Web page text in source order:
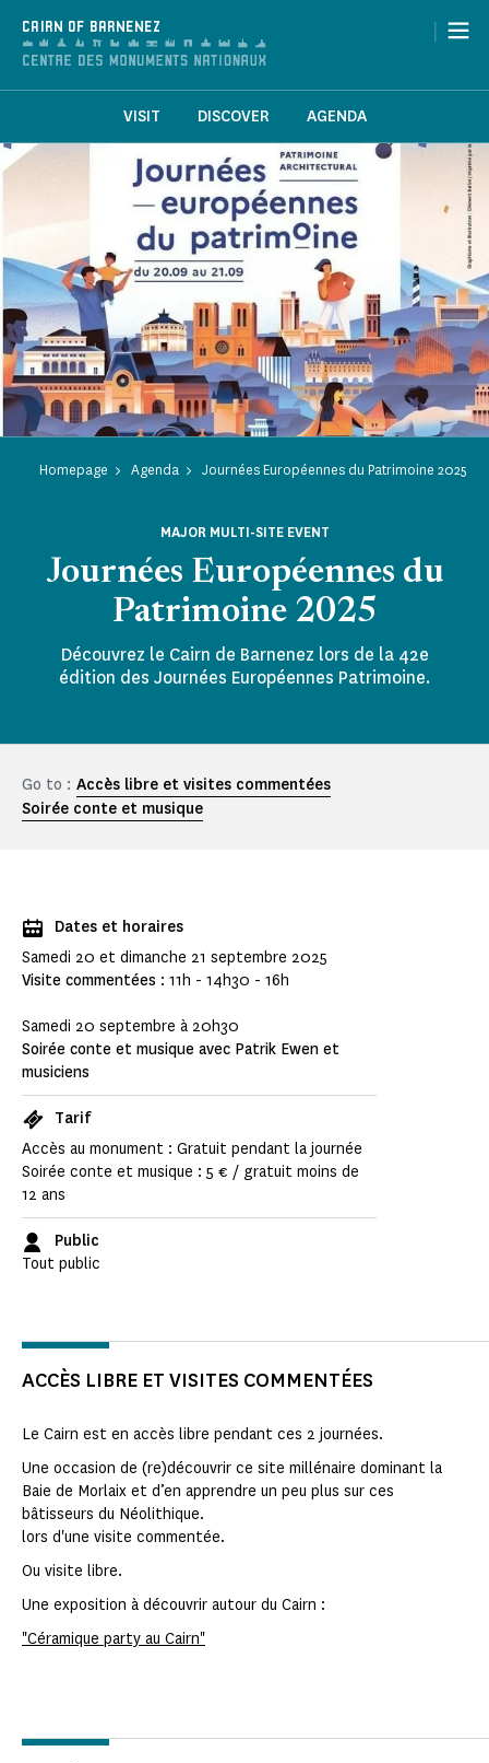
CAIRN OF BARNENEZ |
VISIT DISCOVER AGENDA
Homepage Agenda Journées Européennes du Patrimoine 2025
Journées Européennes du
Patrimoine 2025
MAJOR MULTI-SITE EVENT
Découvrez le Cairn de Barnenez lors de la 42e
édition des Journées Européennes Patrimoine.
Go to : Accès libre et visites commentées
Soirée conte et musique
Dates et horaires
Samedi 20 et dimanche 21 septembre 2025
Visite commentées : 11h - 14h30 - 16h
Samedi 20 septembre à 20h30
Soirée conte et musique avec Patrik Ewen et
musiciens
Tarif
Accès au monument : Gratuit pendant la journée
Soirée conte et musique : 5 € / gratuit moins de
12 ans
Public
Tout public
ACCÈS LIBRE ET VISITES COMMENTÉES
Le Cairn est en accès libre pendant ces 2 journées.
Une occasion de (re)découvrir ce site millénaire dominant la
Baie de Morlaix et d’en apprendre un peu plus sur ces
bâtisseurs du Néolithique.
lors d'une visite commentée.
Ou visite libre.
Une exposition à découvrir autour du Cairn :
"Céramique party au Cairn"